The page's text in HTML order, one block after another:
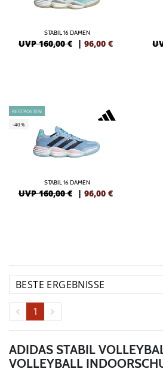
STABIL 16 DAMEN
UVP 160,00 € | 96,00 €
RESTPOSTEN
-40%
STABIL 16 DAMEN
UVP 160,00 € | 96,00 €
1
ADIDAS STABIL
VOLLEYBALL